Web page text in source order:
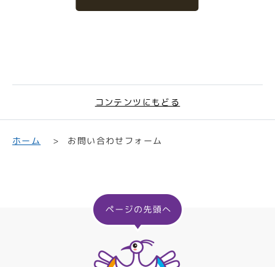
コンテンツにもどる
ホーム お問い合わせフォーム